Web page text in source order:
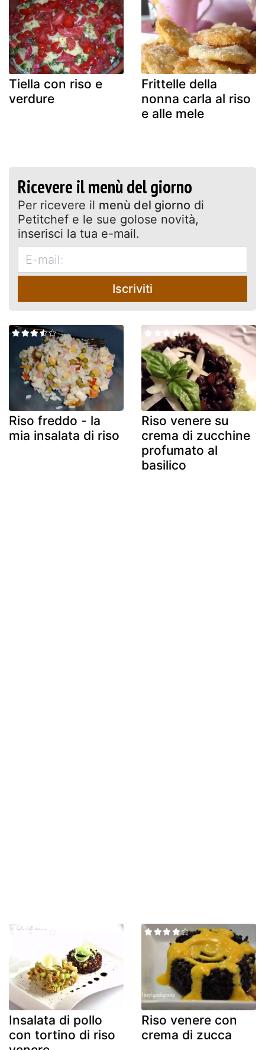
Tiella con riso e
verdure
Frittelle della
nonna carla al riso
e alle mele
Ricevere il menù del giorno
Per ricevere il menù del giorno di
Petitchef e le sue golose novità,
inserisci la tua e-mail.
Iscriviti
Riso freddo - la
mia insalata di riso
Riso venere su
crema di zucchine
profumato al
basilico
Insalata di pollo
con tortino di riso
Riso venere con
crema di zucca